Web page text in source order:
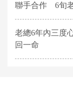
聯手合作 6旬
老總6年內三度
回一命